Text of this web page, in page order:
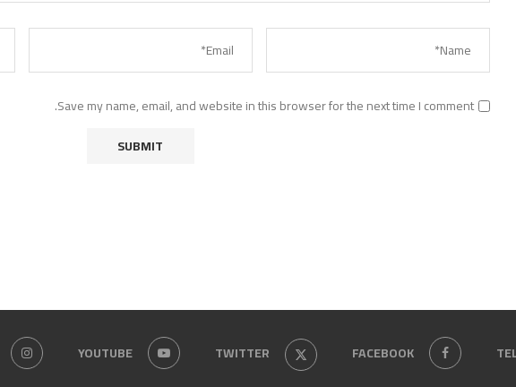
Save my name, email, and website in this browser for the next time I comment.
FACEBOOK
TWITTER
YOUTUBE